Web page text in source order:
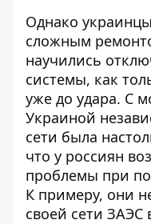
Однако
сложным
научились
системы, как
уже до удара. С
Украиной
сети была
что у россиян
проблемы при
К примеру, они
своей сети ЗАЭС